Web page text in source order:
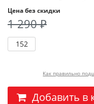
Цена без скидки
1 290 ₽
152
Как правильно
Добавить в